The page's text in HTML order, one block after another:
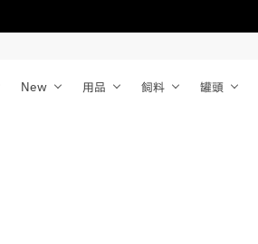
New 用品 飼料 罐頭